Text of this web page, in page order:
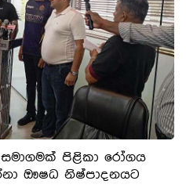
සමාගමක් පිළිකා රෝගය
ඖෂධ නිෂ්පාදනයට